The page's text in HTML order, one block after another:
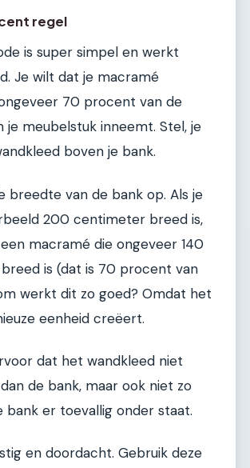
regel
is super simpel en werkt
Je wilt dat je macramé
70 procent van de
je meubelstuk inneemt. Stel, je
boven je bank.
breedte van de bank op. Als je
200 centimeter breed is,
macramé die ongeveer 140
is (dat is 70 procent van
werkt dit zo goed? Omdat het
eenheid creëert.
dat het wandkleed niet
de bank, maar ook niet zo
bank er toevallig onder staat.
en doordacht. Gebruik deze